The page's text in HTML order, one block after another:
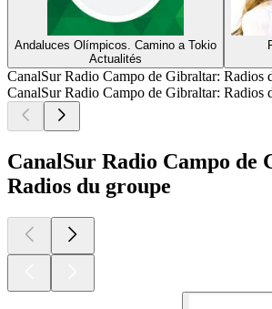
Andaluces Olímpicos. Camino a Tokio
Actualités
CanalSur Radio Campo de Gibraltar: Radios
CanalSur Radio Campo de Gibraltar: Radios
CanalSur Radio Campo de
Radios du groupe